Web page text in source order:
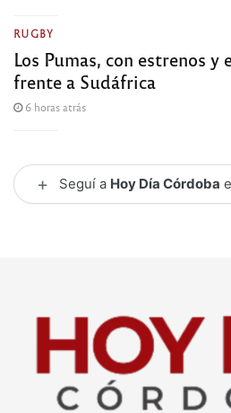
RUGBY
Los Pumas, con estrenos
frente a Sudáfrica
6 horas atrás
+ Seguí a Hoy Día Córdoba